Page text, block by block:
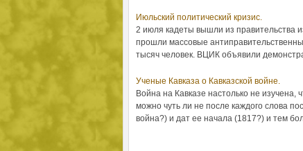
Июльский политический кризис.
2 июля кадеты вышли из правительства
прошли массовые
тысяч человек. ВЦИК объявили
Ученые Кавказа о Кавказской войне.
Война на Кавказе настолько не
можно чуть ли не после каждого слова
война?) и дат ее начала (1817?) и тем